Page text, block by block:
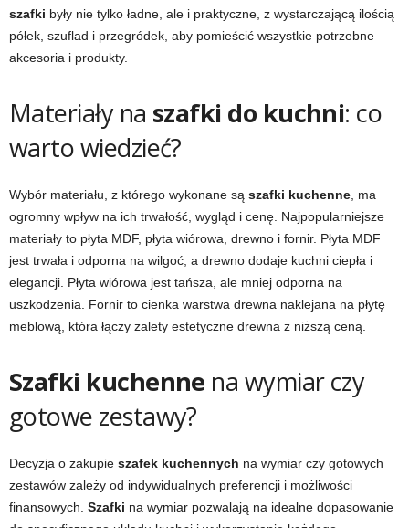
szafki były nie tylko ładne, ale i praktyczne, z wystarczającą ilością
półek, szuflad i przegródek, aby pomieścić wszystkie potrzebne
akcesoria i produkty.
Materiały na szafki do kuchni: co
warto wiedzieć?
Wybór materiału, z którego wykonane są szafki kuchenne , ma
ogromny wpływ na ich trwałość, wygląd i cenę. Najpopularniejsze
materiały to płyta MDF, płyta wiórowa, drewno i fornir. Płyta MDF
jest trwała i odporna na wilgoć, a drewno dodaje kuchni ciepła i
elegancji. Płyta wiórowa jest tańsza, ale mniej odporna na
uszkodzenia. Fornir to cienka warstwa drewna naklejana na płytę
meblową, która łączy zalety estetyczne drewna z niższą ceną.
Szafki kuchenne na wymiar czy
gotowe zestawy?
Decyzja o zakupie szafek kuchennych na wymiar czy gotowych
zestawów zależy od indywidualnych preferencji i możliwości
finansowych. Szafki na wymiar pozwalają na idealne dopasowanie